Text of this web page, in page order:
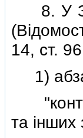
8. У
14, ст.
1)
та iнших